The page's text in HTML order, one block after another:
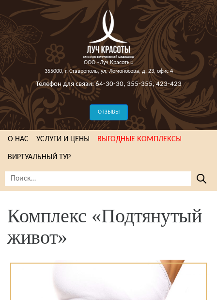
ОТЗЫВЫ
ООО «Луч Красоты»
355000, г. Ставрополь, ул. Ломоносова, д. 23, офис 4
Телефон для связи:64-30-30, 355-355,423-423
О НАС УСЛУГИ И ЦЕНЫ ВЫГОДНЫЕ КОМПЛЕКСЫ
ВИРТУАЛЬНЫЙ ТУР
Комплекс «Подтянутый
живот»⁣⁣